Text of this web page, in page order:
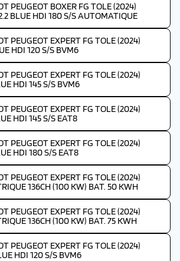
PEUGEOT BOXER FG TOLE (2024)
BLUE HDI 180 S/S AUTOMATIQUE
PEUGEOT EXPERT FG TOLE (2024)
HDI 120 S/S BVM6
PEUGEOT EXPERT FG TOLE (2024)
HDI 145 S/S BVM6
PEUGEOT EXPERT FG TOLE (2024)
HDI 145 S/S EAT8
PEUGEOT EXPERT FG TOLE (2024)
HDI 180 S/S EAT8
PEUGEOT EXPERT FG TOLE (2024)
136CH (100 KW) BAT. 50 KWH
PEUGEOT EXPERT FG TOLE (2024)
136CH (100 KW) BAT. 75 KWH
PEUGEOT EXPERT FG TOLE (2024)
HDI 120 S/S BVM6